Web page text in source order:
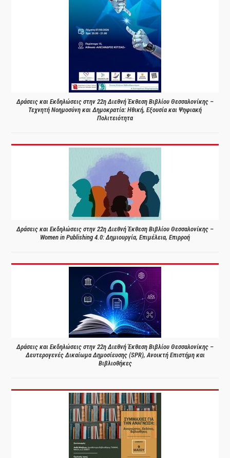
Δράσεις και Εκδηλώσεις στην 22η Διεθνή Έκθεση Βιβλίου Θεσσαλονίκης –
Τεχνητή Νοημοσύνη και Δημοκρατία: Ηθική, Εξουσία και Ψηφιακή
Πολιτειότητα
Δράσεις και Εκδηλώσεις στην 22η Διεθνή Έκθεση Βιβλίου Θεσσαλονίκης –
Women in Publishing 4.0: Δημιουργία, Επιμέλεια, Επιρροή
Δράσεις και Εκδηλώσεις στην 22η Διεθνή Έκθεση Βιβλίου Θεσσαλονίκης –
Δευτερογενές Δικαίωμα Δημοσίευσης (SPR), Ανοικτή Επιστήμη και
Βιβλιοθήκες